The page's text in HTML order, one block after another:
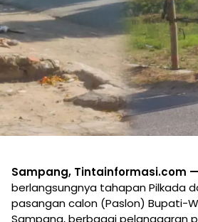
Sampang, Tintainformasi.com —
berlangsungnya tahapan Pilkada
pasangan calon (Paslon) Bupati-
Sampang, berbagai pelanggaran